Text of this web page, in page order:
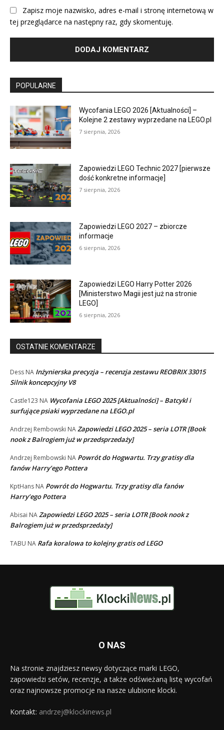
Zapisz moje nazwisko, adres e-mail i stronę internetową w
tej przeglądarce na następny raz, gdy skomentuję.
POPULARNE
Wycofania LEGO 2026 [Aktualności] –
Kolejne 2 zestawy wyprzedane na LEGO.pl
7 sierpnia, 2026
Zapowiedzi LEGO Technic 2027 [pierwsze
dość konkretne informacje]
7 sierpnia, 2026
Zapowiedzi LEGO 2027 – zbiorcze
informacje
6 sierpnia, 2026
Zapowiedzi LEGO Harry Potter 2026
[Ministerstwo Magii jest już na stronie
LEGO]
6 sierpnia, 2026
OSTATNIE KOMENTARZE
Dess NA Inżynierska precyzja – recenzja zestawu REOBRIX 33015
Silnik koncepcyjny V8
Castle123 NA Wycofania LEGO 2025 [Aktualności] – Batcykl i
surfujące psiaki wyprzedane na LEGO.pl
Andrzej Rembowski NAZapowiedzi LEGO 2025 – seria LOTR [Book
nook z Balrogiem już w przedsprzedaży]
Andrzej Rembowski NA Powrót do Hogwartu. Trzy gratisy dla
fanów Harry’ego Pottera
KptHans NA Powrót do Hogwartu. Trzy gratisy dla fanów
Harry’ego Pottera
Abisai NAZapowiedzi LEGO 2025 – seria LOTR [Book nook z
Balrogiem już w przedsprzedaży]
TABU NA Rafa koralowa to kolejny gratis od LEGO
O NAS
Na stronie znajdziesz newsy dotyczące marki LEGO,
zapowiedzi setów, recenzje, a także odświeżaną listę wycofań
oraz najnowsze promocje na nasze ulubione klocki.
Kontakt: andrzej@klockinews.pl